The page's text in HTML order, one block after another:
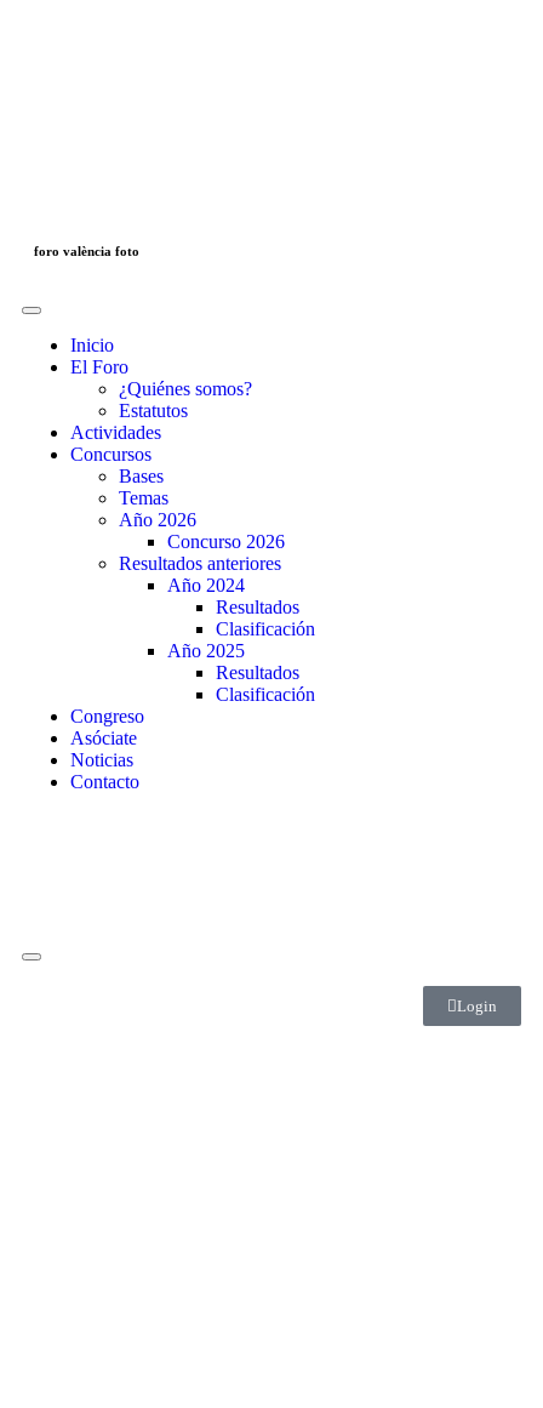
foro valència foto
Inicio
El Foro
¿Quiénes somos?
Estatutos
Actividades
Concursos
Bases
Temas
Año 2026
Concurso 2026
Resultados anteriores
Año 2024
Resultados
Clasificación
Año 2025
Resultados
Clasificación
Congreso
Asóciate
Noticias
Contacto
Login